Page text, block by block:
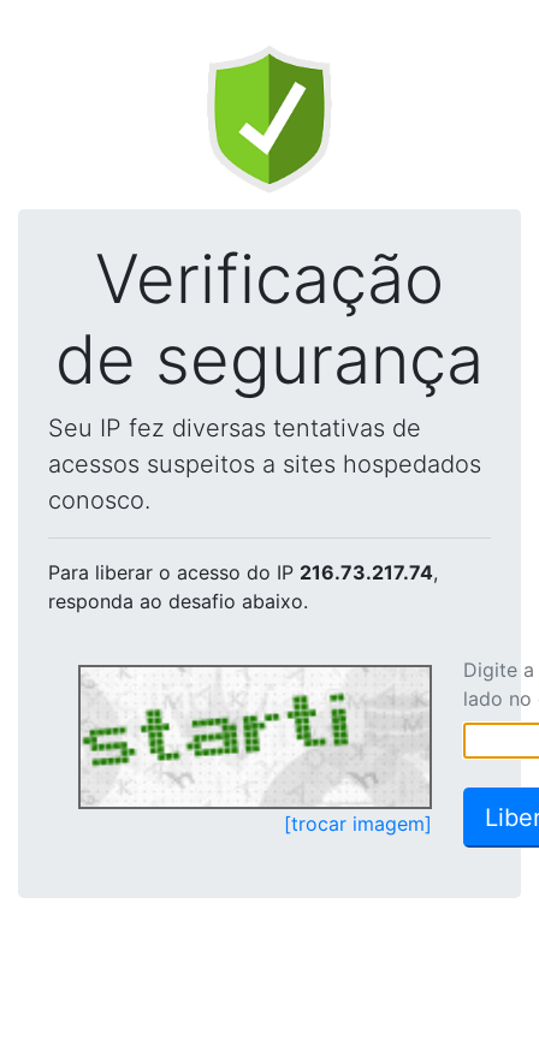
Verificação
de segurança
Seu IP fez diversas tentativas de
acessos suspeitos a sites hospedados
conosco.
Para liberar o acesso do IP 216.73.217.74,
responda ao desafio abaixo.
[trocar imagem]
Digite
lado no